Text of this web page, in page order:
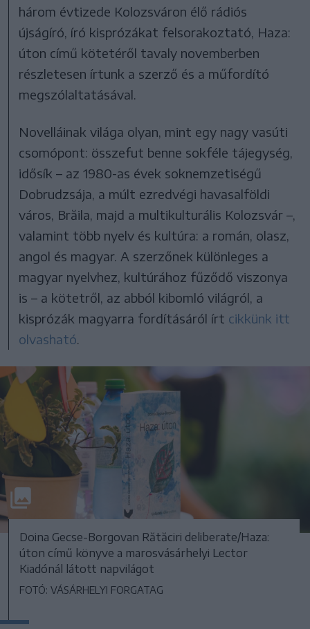
három évtizede Kolozsváron élő rádiós
újságíró, író kisprózákat felsorakoztató, Haza:
úton című kötetéről tavaly novemberben
részletesen írtunk a szerző és a műfordító
megszólaltatásával.
Novelláinak világa olyan, mint egy nagy vasúti
csomópont: összefut benne sokféle tájegység,
idősík – az 1980-as évek soknemzetiségű
Dobrudzsája, a múlt ezredvégi havasalföldi
város, Brăila, majd a multikulturális Kolozsvár –,
valamint több nyelv és kultúra: a román, olasz,
angol és magyar. A szerzőnek különleges a
magyar nyelvhez, kultúrához fűződő viszonya
is – a kötetről, az abból kibomló világról, a
kisprózák magyarra fordításáról írt cikkünk itt
olvasható.
Doina Gecse-Borgovan Rătăciri deliberate/Haza:
úton című könyve a marosvásárhelyi Lector
Kiadónál látott napvilágot
FOTÓ: VÁSÁRHELYI FORGATAG